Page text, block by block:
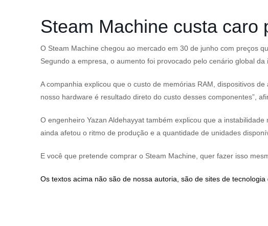
Steam Machine custa caro
O Steam Machine chegou ao mercado em 30 de junho com preços
Segundo a empresa, o aumento foi provocado pelo cenário global da
A companhia explicou que o custo de memórias RAM, dispositivos
nosso hardware é resultado direto do custo desses componentes”,
O engenheiro Yazan Aldehayyat também explicou que a
ainda afetou o ritmo de produção e a quantidade de unidades
E você que pretende comprar o Steam Machine, quer fazer isso
Os textos acima não são de nossa autoria, são de sites de